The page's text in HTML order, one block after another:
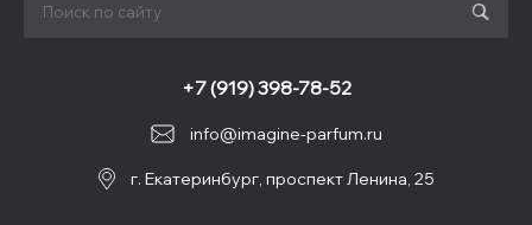
info@imagine-parfum.ru
+7 (919) 398-78-52
г. Екатеринбург, проспект Ленина, 25